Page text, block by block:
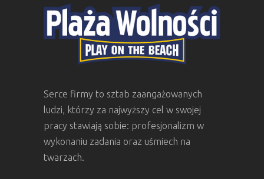
Serce firmy to sztab zaangażowanych
ludzi, którzy za najwyższy cel w swojej
pracy stawiają sobie: profesjonalizm w
wykonaniu zadania oraz uśmiech na
twarzach.